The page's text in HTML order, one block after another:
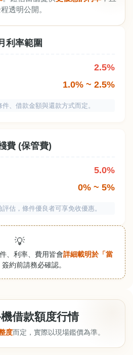
透明公開。
利率範圍
2.5%
1.0% ~ 2.5%
、借款金額與還款方式而定。
費 (保管費)
5.0%
0% ~ 5%
估，條件優良者可享免收優惠。
💡
、利率、費用皆會詳細載明於「當
簽約前請務必確認。
借款額度行情
度而定，實際以現場鑑價為準。